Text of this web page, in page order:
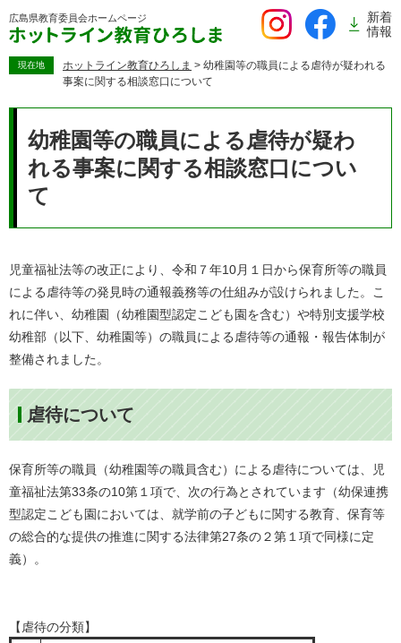
ー
広島県教育委員会ホームページ
新着
情報
現在地 ホットライン教育ひろしま > 幼稚園等の職員による虐待が疑われる
事案に関する相談窓口について
幼稚園等の職員による虐待が疑わ
れる事案に関する相談窓口につい
て
児童福祉法等の改正により、令和７年10月１日から保育所等の職員
による虐待等の発見時の通報義務等の仕組みが設けられました。こ
れに伴い、幼稚園（幼稚園型認定こども園を含む）や特別支援学校
幼稚部（以下、幼稚園等）の職員による虐待等の通報・報告体制が
整備されました。
虐待について
保育所等の職員（幼稚園等の職員含む）による虐待については、児
童福祉法第33条の10第１項で、次の行為とされています（幼保連携
型認定こども園においては、就学前の子どもに関する教育、保育等
の総合的な提供の推進に関する法律第27条の２第１項で同様に定
義）。
【虐待の分類】